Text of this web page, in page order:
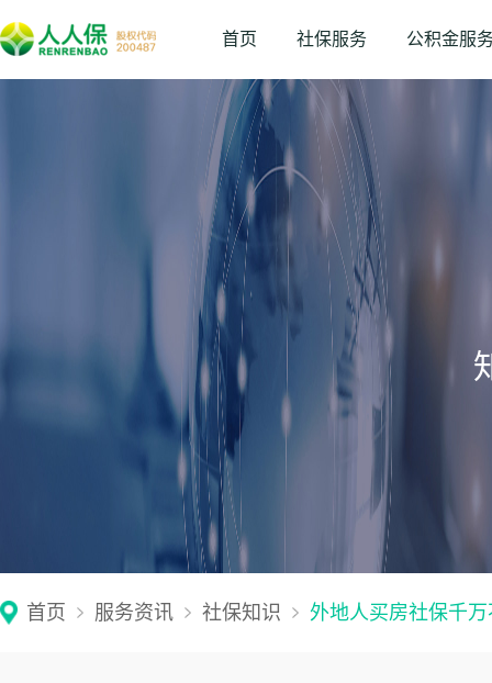
首页 社保服务 公积金服
首页 服务资讯 社保知识 外地人买房社保千